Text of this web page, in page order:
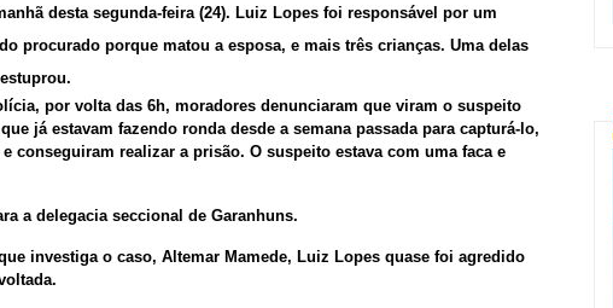
desta segunda-feira (24). Luiz Lopes foi responsável por um
procurado porque matou a esposa, e mais três crianças. Uma delas
por volta das 6h, moradores denunciaram que viram o suspeito
já estavam fazendo ronda desde a semana passada para capturá-lo,
conseguiram realizar a prisão. O suspeito estava com uma faca e
a delegacia seccional de Garanhuns.
investiga o caso, Altemar Mamede, Luiz Lopes quase foi agredido